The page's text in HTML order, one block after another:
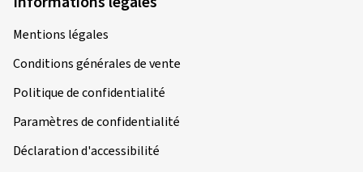
Mentions légales
Conditions générales de vente
Politique de confidentialité
Paramètres de confidentialité
Déclaration d'accessibilité